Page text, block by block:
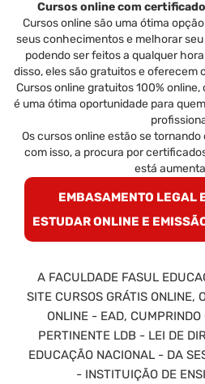
Cursos online com
Cursos online são uma ótima
seus conhecimentos e melhorar
podendo ser feitos a qualquer
disso, eles são gratuitos e oferecem
Cursos online gratuitos 100%
é uma ótima oportunidade para
Os cursos online estão se
com isso, a procura por
está
EMBASAMENTO LEGAL
ESTUDAR ONLINE E
A FACULDADE FASUL
SITE CURSOS GRÁTIS ONLINE,
ONLINE - EAD,
PERTINENTE LDB - LEI DE
EDUCAÇÃO NACIONAL - DA
- INSTITUIÇÃO DE